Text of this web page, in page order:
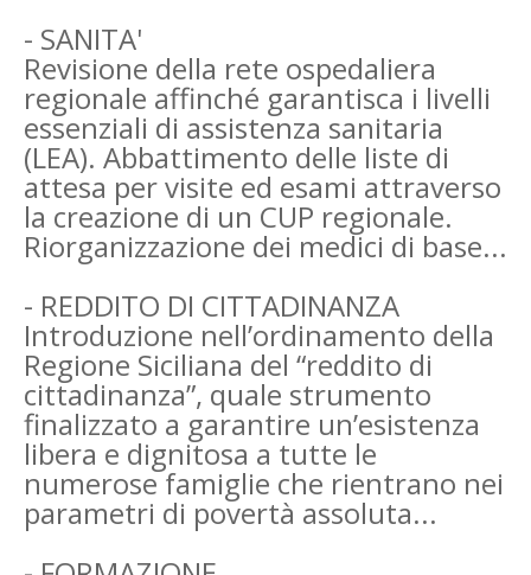
- SANITA'
Revisione della rete ospedaliera
regionale affinché garantisca i livelli
essenziali di assistenza sanitaria
(LEA). Abbattimento delle liste di
attesa per visite ed esami attraverso
la creazione di un CUP regionale.
Riorganizzazione dei medici di base...
- REDDITO DI CITTADINANZA
Introduzione nell’ordinamento della
Regione Siciliana del “reddito di
cittadinanza”, quale strumento
finalizzato a garantire un’esistenza
libera e dignitosa a tutte le
numerose famiglie che rientrano nei
parametri di povertà assoluta...